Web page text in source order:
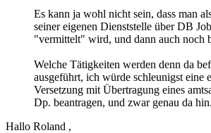
Es kann ja wohl nicht sein, dass man
seiner eigenen Dienststelle über DB
"vermittelt" wird, und dann auch noch
Welche Tätigkeiten werden denn da
ausgeführt, ich würde schleunigst eine
Versetzung mit Übertragung eines
Dp. beantragen, und zwar genau da hin.
Hallo Roland ,